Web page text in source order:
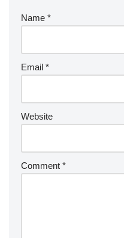
Name *
Email *
Website
Comment *